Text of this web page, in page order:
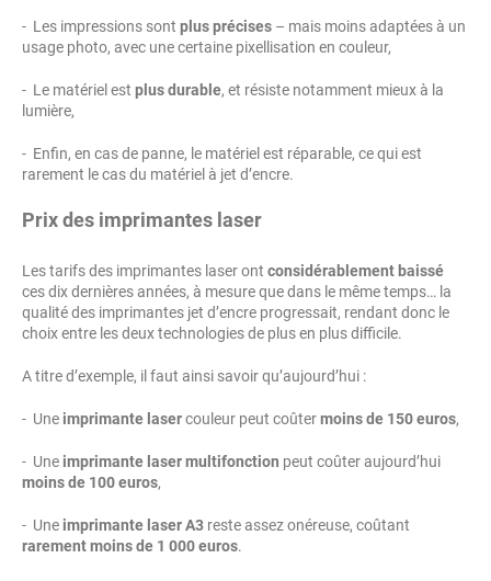
- Les impressions sont plus précises – mais moins adaptées à un
usage photo, avec une certaine pixellisation en couleur,
- Le matériel est plus durable, et résiste notamment mieux à la
lumière,
- Enfin, en cas de panne, le matériel est réparable, ce qui est
rarement le cas du matériel à jet d’encre.
Prix des imprimantes laser
Les tarifs des imprimantes laser ont considérablement baissé
ces dix dernières années, à mesure que dans le même temps… la
qualité des imprimantes jet d’encre progressait, rendant donc le
choix entre les deux technologies de plus en plus difficile.
A titre d’exemple, il faut ainsi savoir qu’aujourd’hui :
- Une imprimante lasercouleur peut coûtermoins de 150 euros,
- Une imprimante laser multifonction peut coûter aujourd’hui
moins de 100 euros,
- Une imprimante laser A3 reste assez onéreuse, coûtant
rarement moins de 1 000 euros.